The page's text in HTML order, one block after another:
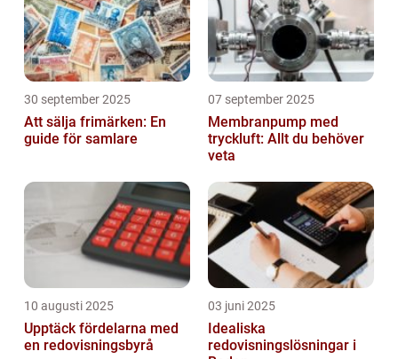
30 september 2025
Att sälja frimärken: En
guide för samlare
07 september 2025
Membranpump med
tryckluft: Allt du behöver
veta
10 augusti 2025
Upptäck fördelarna med
en redovisningsbyrå
03 juni 2025
Idealiska
redovisningslösningar i